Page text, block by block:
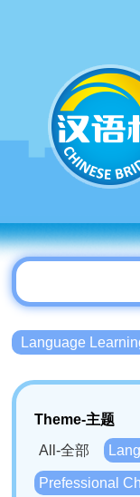
Language
Theme-主题
All-全部
Prefessional